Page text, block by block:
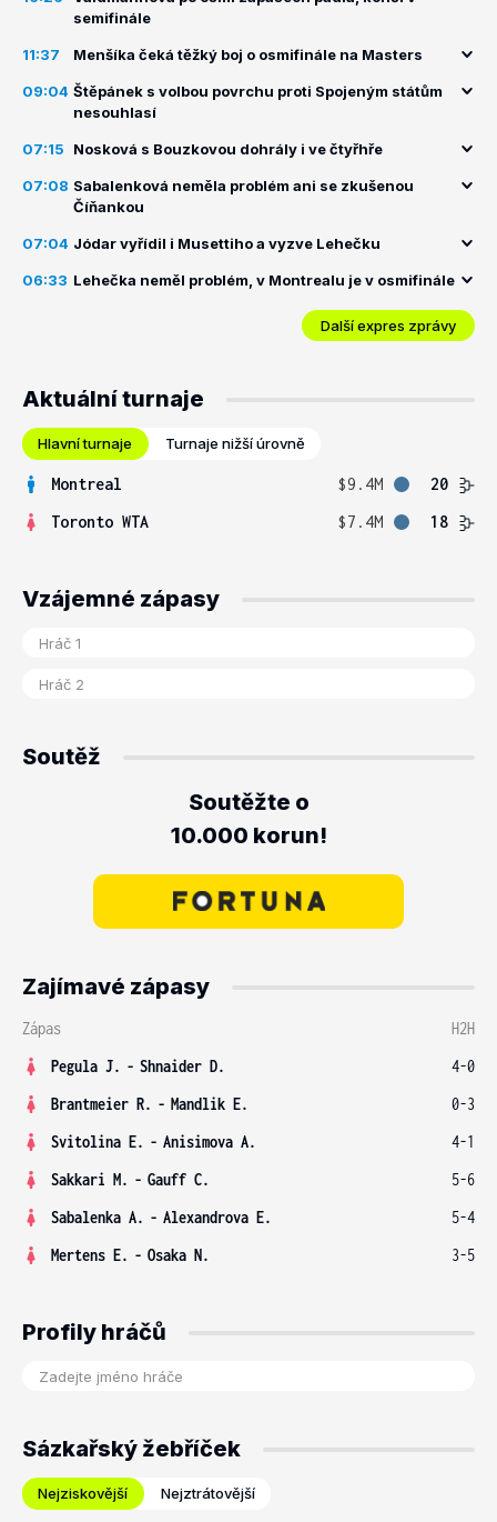
semifinále
11:37 Menšíka čeká těžký boj o osmifinále na Masters
09:04 Štěpánek s volbou povrchu proti Spojeným státům
nesouhlasí
07:15 Nosková s Bouzkovou dohrály i ve čtyřhře
07:08 Sabalenková neměla problém ani se zkušenou
Číňankou
07:04 Jódar vyřídil i Musettiho a vyzve Lehečku
06:33 Lehečka neměl problém, v Montrealu je v osmifinále
Další expres zprávy
Aktuální turnaje
Hlavní turnaje Turnaje nižší úrovně
Montreal $9.4M
20
Toronto WTA
$7.4M 18
Vzájemné zápasy
Soutěž
Soutěžte o
10.000 korun!
Zajímavé zápasy
Zápas
H2H
Pegula J. - Shnaider D.
4-0
Brantmeier R. - Mandlik E.
0-3
Svitolina E. - Anisimova A.
4-1
Sakkari M. - Gauff C.
5-6
Sabalenka A. - Alexandrova E.
5-4
Mertens E. - Osaka N. 3-5
Profily hráčů
Sázkařský žebříček
Nejziskovější Nejztrátovější